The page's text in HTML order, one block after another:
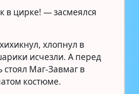
в цирке! — засмеялся
хлопнул в
исчезли. А перед
стоял Маг-Завмаг в
костюме.